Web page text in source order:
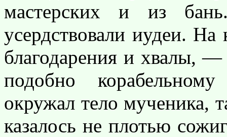
мастерских и из
усердствовали иудеи. На
благодарения и хвалы,
подобно
окружал тело мученика,
казалось не плотью